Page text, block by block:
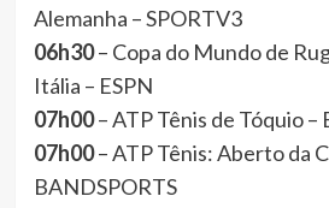
Alemanha – SPORTV3
06h30– Copa do Mundo de
Itália – ESPN
07h00– ATP Tênis de Tóquio –
07h00– ATP Tênis: Aberto da
BANDSPORTS